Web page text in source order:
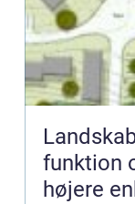
funktion
højere